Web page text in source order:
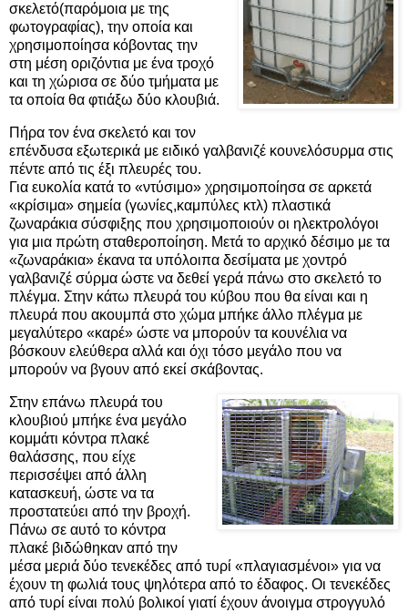
σκελετό(παρόμοια με της
φωτογραφίας), την οποία και
χρησιμοποίησα κόβοντας την
στη μέση οριζόντια με ένα τροχό
και τη χώρισα σε δύο τμήματα με
τα οποία θα φτιάξω δύο κλουβιά.
Πήρα τον ένα σκελετό και τον
επένδυσα εξωτερικά με ειδικό γαλβανιζέ κουνελόσυρμα στις
πέντε από τις έξι πλευρές του.
Για ευκολία κατά το «ντύσιμο» χρησιμοποίησα σε αρκετά
«κρίσιμα» σημεία (γωνίες,καμπύλες κτλ) πλαστικά
ζωναράκια σύσφιξης που χρησιμοποιούν οι ηλεκτρολόγοι
για μια πρώτη σταθεροποίηση. Μετά το αρχικό δέσιμο με τα
«ζωναράκια» έκανα τα υπόλοιπα δεσίματα με χοντρό
γαλβανιζέ σύρμα ώστε να δεθεί γερά πάνω στο σκελετό το
πλέγμα. Στην κάτω πλευρά του κύβου που θα είναι και η
πλευρά που ακουμπά στο χώμα μπήκε άλλο πλέγμα με
μεγαλύτερο «καρέ» ώστε να μπορούν τα κουνέλια να
βόσκουν ελεύθερα αλλά και όχι τόσο μεγάλο που να
μπορούν να βγουν από εκεί σκάβοντας.
Στην επάνω πλευρά του
κλουβιού μπήκε ένα μεγάλο
κομμάτι κόντρα πλακέ
θαλάσσης, που είχε
περισσέψει από άλλη
κατασκευή, ώστε να τα
προστατεύει από την βροχή.
Πάνω σε αυτό το κόντρα
πλακέ βιδώθηκαν από την
μέσα μεριά δύο τενεκέδες από τυρί «πλαγιασμένοι» για να
έχουν τη φωλιά τους ψηλότερα από το έδαφος. Οι τενεκέδες
από τυρί είναι πολύ βολικοί γιατί έχουν άνοιγμα στρογγυλό